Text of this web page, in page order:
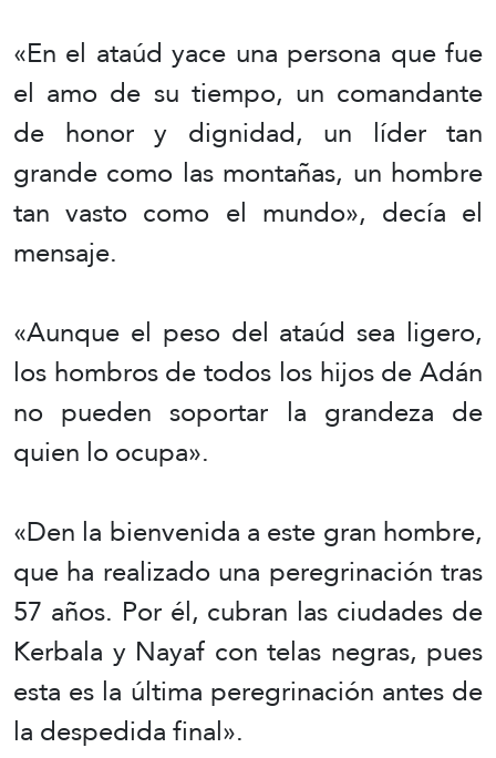
«En el ataúd yace una persona que fue
el amo de su tiempo, un comandante
de honor y dignidad, un líder tan
grande como las montañas, un hombre
tan vasto como el mundo», decía el
mensaje.
«Aunque el peso del ataúd sea ligero,
los hombros de todos los hijos de Adán
no pueden soportar la grandeza de
quien lo ocupa».
«Den la bienvenida a este gran hombre,
que ha realizado una peregrinación tras
57 años. Por él, cubran las ciudades de
Kerbala y Nayaf con telas negras, pues
esta es la última peregrinación antes de
la despedida final».